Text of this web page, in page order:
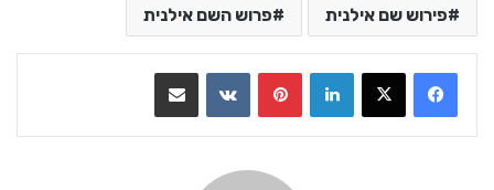
פירוש שם אילנית פרוש השם אילנית
LinkedIn
VKontakte